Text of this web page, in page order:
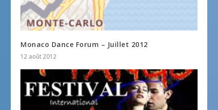
Monaco Dance Forum – Juillet 2012
12 août 2012